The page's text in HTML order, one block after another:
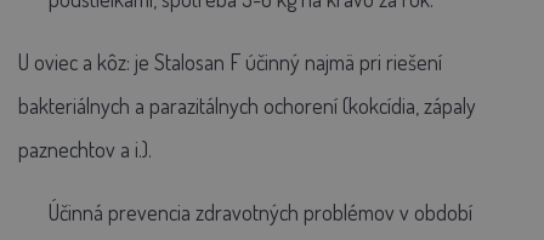
U oviec a kôz: je Stalosan F účinný najmä pri riešení
bakteriálnych a parazitálnych ochorení (kokcídia, zápaly
paznechtov a i.).
Účinná prevencia zdravotných problémov v období